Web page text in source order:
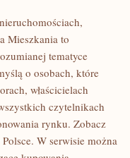
Mieszkania to
tematyce
o osobach, które
właścicielach
czytelnikach
rynku. Zobacz
W serwisie można